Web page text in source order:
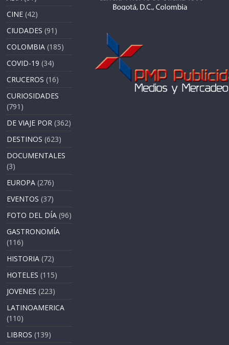
CINE (42)
CIUDADES (91)
COLOMBIA (185)
COVID-19 (34)
CRUCEROS (16)
CURIOSIDADES
(791)
DE VIAJE POR (362)
DESTINOS (623)
DOCUMENTALES
(3)
EUROPA (276)
EVENTOS (37)
FOTO DEL DÍA (96)
GASTRONOMÍA
(116)
HISTORIA (72)
HOTELES (115)
JOVENES (223)
LATINOAMERICA
(110)
LIBROS (139)